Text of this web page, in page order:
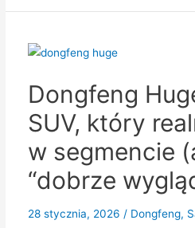
Co
–
przewodnik
modelu,
wersjach
realnym
użytkowaniu
Dongfeng
SUV, który
w segmencie
“dobrze
28 stycznia, 2026 / Dongfeng,